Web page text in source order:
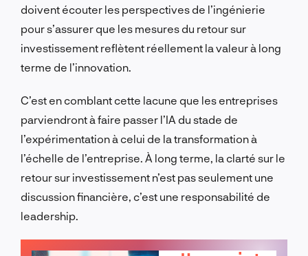
doivent écouter les perspectives de l’ingénierie
pour s’assurer que les mesures du retour sur
investissement reflètent réellement la valeur à long
terme de l’innovation.
C’est en comblant cette lacune que les entreprises
parviendront à faire passer l’IA du stade de
l’expérimentation à celui de la transformation à
l’échelle de l’entreprise. À long terme, la clarté sur le
retour sur investissement n’est pas seulement une
discussion financière, c’est une responsabilité de
leadership.